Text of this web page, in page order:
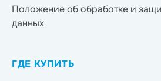
Положение об обработке и
данных
ГДЕ КУПИТЬ